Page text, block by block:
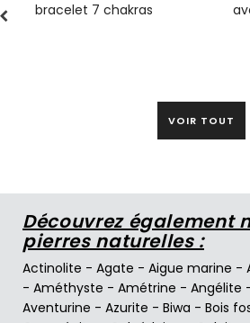
avec vraies pierres
VOIR TOUT
Découvrez également
pierres naturelles :
Actinolite - Agate - Aigue marine -
- Améthyste - Amétrine - Angélite
Aventurine - Azurite - Biwa - Bois